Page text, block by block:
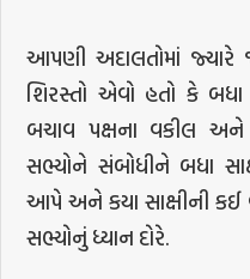
આપણી અદાલતોમાં જ્યારે
શિરસ્તો એવો હતો કે બધા
બચાવ પક્ષના વકીલ અને
સભ્યોને સંબોધીને બધા
આપે અને કયા સાક્ષીની કઈ
સભ્યોનું ધ્યાન દોરે.